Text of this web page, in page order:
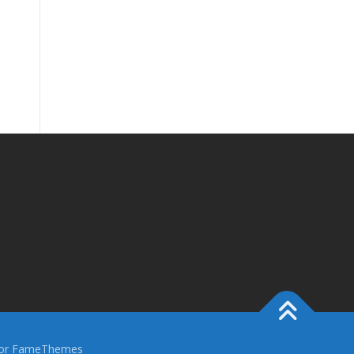
FameThemes